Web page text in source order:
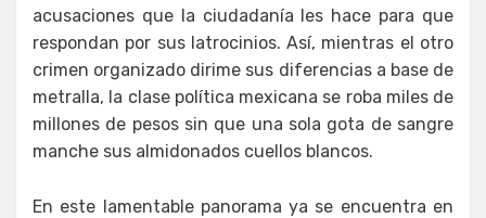
acusaciones que la ciudadanía les hace para que
respondan por sus latrocinios. Así, mientras el otro
crimen organizado dirime sus diferencias a base de
metralla, la clase política mexicana se roba miles de
millones de pesos sin que una sola gota de sangre
manche sus almidonados cuellos blancos.
En este lamentable panorama ya se encuentra en